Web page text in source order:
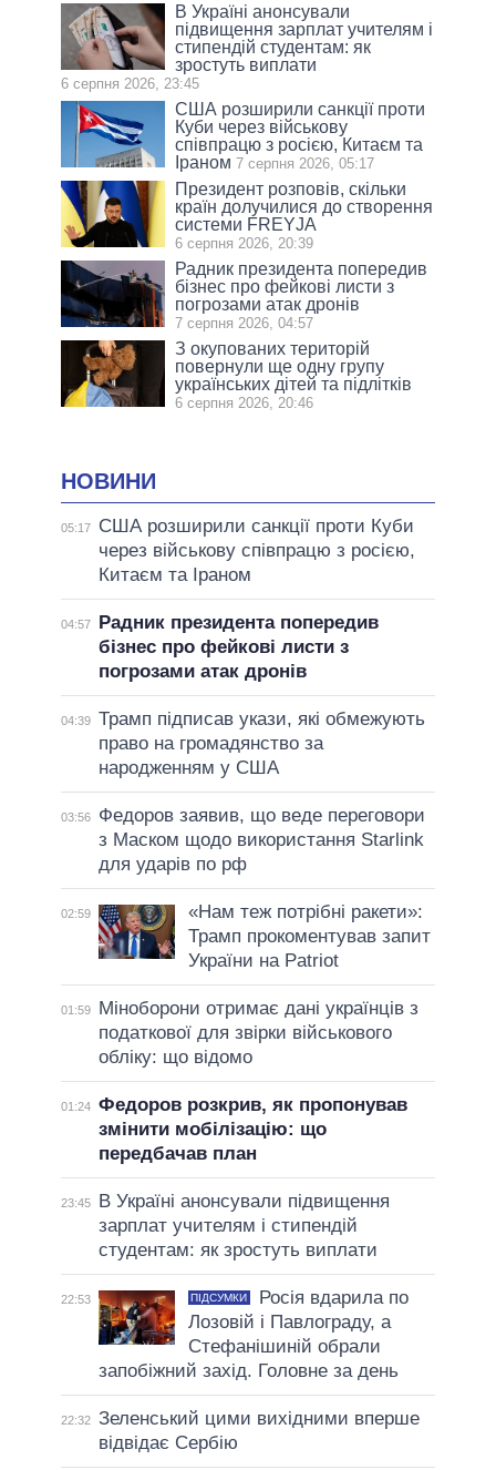
В Україні анонсували
підвищення зарплат учителям і
стипендій студентам: як
зростуть виплати
6 серпня 2026, 23:45
США розширили санкції проти
Куби через військову
співпрацю з росією, Китаєм та
Іраном 7 серпня 2026, 05:17
Президент розповів, скільки
країн долучилися до створення
системи FREYJA
6 серпня 2026, 20:39
Радник президента попередив
бізнес про фейкові листи з
погрозами атак дронів
7 серпня 2026, 04:57
З окупованих територій
повернули ще одну групу
українських дітей та підлітків
6 серпня 2026, 20:46
НОВИНИ
05:17
США розширили санкції проти Куби
через військову співпрацю з росією,
Китаєм та Іраном
04:57
Радник президента попередив
бізнес про фейкові листи з
погрозами атак дронів
04:39 Трамп підписав укази, які обмежують
право на громадянство за
народженням у США
03:56
Федоров заявив, що веде переговори
з Маском щодо використання Starlink
для ударів по рф
02:59
«Нам теж потрібні ракети»:
Трамп прокоментував запит
України на Patriot
01:59
Міноборони отримає дані українців з
податкової для звірки військового
обліку: що відомо
01:24 Федоров розкрив, як пропонував
змінити мобілізацію: що
передбачав план
23:45
В Україні анонсували підвищення
зарплат учителям і стипендій
студентам: як зростуть виплати
22:53 ПІДСУМКИ
Росія вдарила по
Лозовій і Павлограду, а
Стефанішиній обрали
запобіжний захід. Головне за день
22:32 Зеленський цими вихідними вперше
відвідає Сербію